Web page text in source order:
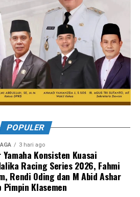
POPULER
3 hari ago
Yamaha Konsisten Kuasai
Racing Series 2026, Fahmi
Rendi Oding dan M Abid Ashar
Pimpin Klasemen